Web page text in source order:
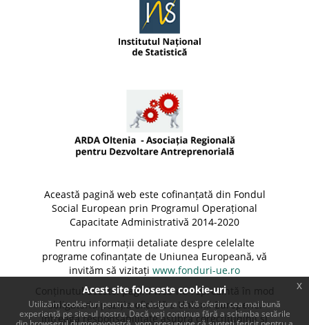
Această pagină web este cofinanțată din Fondul
Social European prin Programul Operațional
Capacitate Administrativă 2014-2020
Pentru informații detaliate despre celelalte
programe cofinanțate de Uniunea Europeană, vă
invităm să vizitați www.fonduri-ue.ro
Conținutul acestei pagini web nu reprezintă în mod
obligatoriu poziția oficială a Uniunii Europene.
Întreaga responsabilitate asupra corectitudinii și
Acest site foloseste cookie-uri
Utilizăm cookie-uri pentru a ne asigura că vă oferim cea mai bună
experiență pe site-ul nostru. Dacă veți continua fără a schimba setările
x